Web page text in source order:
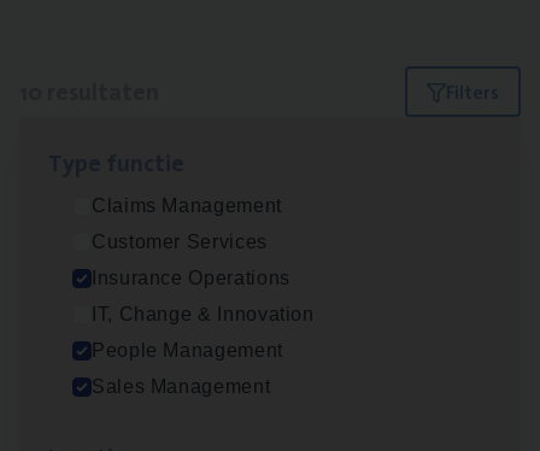
Filters
Claims Management
Customer Services
Insurance Operations
IT, Change & Innovation
People Management
Sales Management
Dos­sier­be­heer­der ver­ze­ke­rin­gen — Soci­al
Pro­fit en Public
Insurance Operations
Antwerpen